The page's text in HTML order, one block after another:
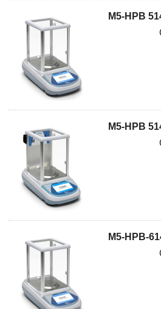
M5-HPB
M5-HPB
M5-HPB-